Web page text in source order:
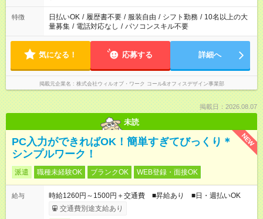
特徴 日払いOK / 履歴書不要 / 服装自由 / シフト勤務 / 10名以上の大
量募集 / 電話対応なし / パソコンスキル不要
気になる！ 応募する 詳細へ
掲載元企業名 株式会社ウィルオブ・ワーク コール&オフィスデザイン事業部
掲載日：2026.08.07
未読
NEW
PC入力ができればOK！簡単すぎてびっくり＊
シンプルワーク！
派遣 職種未経験OK ブランクOK WEB登録・面接OK
給与
時給1260円～1500円＋交通費 ■昇給あり ■日・週払いOK
交通費別途支給あり